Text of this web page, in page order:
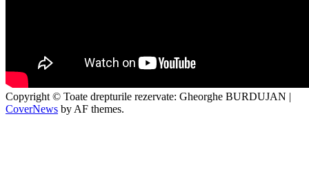
Copyright © Toate drepturile rezervate: Gheorghe BURDUJAN |
CoverNews by AF themes.